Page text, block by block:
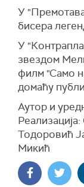
У
бисера
У
звездом
филм "Само
домаћу
Аутор и
Тодоровић
Микић